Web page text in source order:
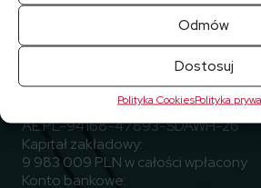
Odmów
Dostosuj
Polityka CookiesPolityka
ELEKTROTIM S.A.
54-156 Wrocław, Polska
Adres do e-Doręczeń (ADE)
AE:PL-94168-47893-SDAWH-26
Kapitał zakładowy:
9 983 009 PLN w całości wpłacony
Konto bankowe: